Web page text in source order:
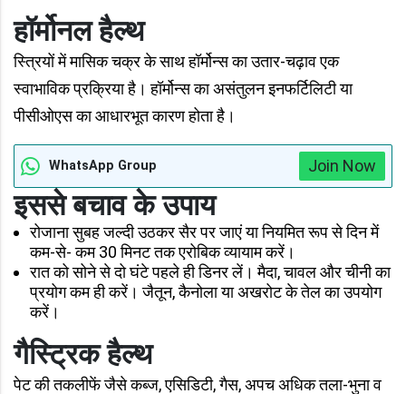
हॉर्मोनल हैल्थ
स्त्रियों में मासिक चक्र के साथ हॉर्मोन्स का उतार-चढ़ाव एक
स्वाभाविक प्रक्रिया है। हॉर्मोन्स का असंतुलन इनफर्टिलिटी या
पीसीओएस का आधारभूत कारण होता है।
WhatsApp Group Join Now
इससे बचाव के उपाय
रोजाना सुबह जल्दी उठकर सैर पर जाएं या नियमित रूप से दिन में
कम-से- कम 30 मिनट तक एरोबिक व्यायाम करें।
रात को सोने से दो घंटे पहले ही डिनर लें। मैदा, चावल और चीनी का
प्रयोग कम ही करें। जैतून, कैनोला या अखरोट के तेल का उपयोग
करें।
गैस्ट्रिक हैल्थ
पेट की तकलीफें जैसे कब्ज, एसिडिटी, गैस, अपच अधिक तला-भुना व